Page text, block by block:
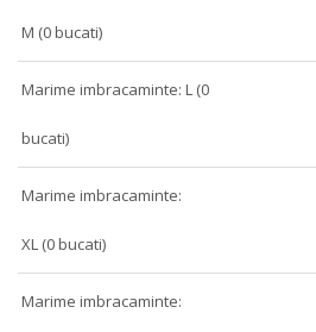
M (0 bucati)
Marime imbracaminte: L (0
bucati)
Marime imbracaminte:
XL (0 bucati)
Marime imbracaminte: